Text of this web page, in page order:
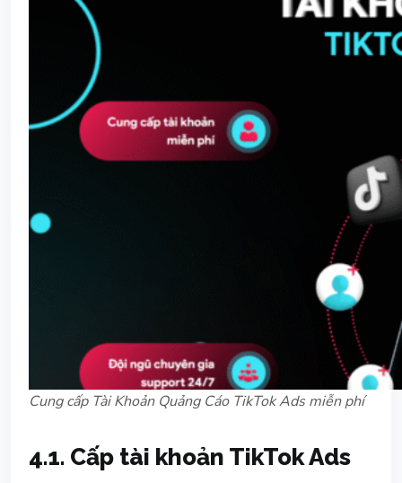
Cung cấp Tài Khoản Quảng Cáo TikTok Ads miễn phí
4.1. Cấp tài khoản TikTok Ads